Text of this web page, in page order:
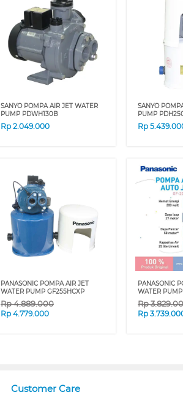
SANYO POMPA AIR JET WATER
PUMP PDWH130B
Rp 2.049.000
SANYO
PUMP
Rp
PANASONIC POMPA AIR JET
WATER PUMP GF255HCXP
Rp4.889.000
Rp 4.779.000
PANASONIC
WATER
Rp
Rp
Customer Care